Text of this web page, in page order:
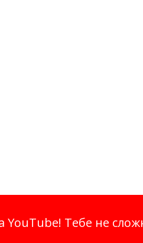
YouTube! Тебе не